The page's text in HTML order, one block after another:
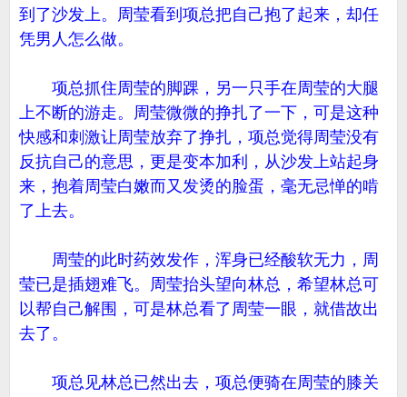
到了沙发上。周莹看到项总把自己抱了起来，却任
凭男人怎么做。
项总抓住周莹的脚踝，另一只手在周莹的大腿
上不断的游走。周莹微微的挣扎了一下，可是这种
快感和刺激让周莹放弃了挣扎，项总觉得周莹没有
反抗自己的意思，更是变本加利，从沙发上站起身
来，抱着周莹白嫩而又发烫的脸蛋，毫无忌惮的啃
了上去。
周莹的此时药效发作，浑身已经酸软无力，周
莹已是插翅难飞。周莹抬头望向林总，希望林总可
以帮自己解围，可是林总看了周莹一眼，就借故出
去了。
项总见林总已然出去，项总便骑在周莹的膝关